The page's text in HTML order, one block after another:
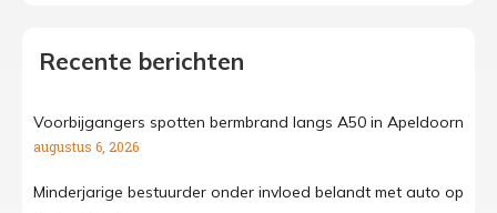
Recente berichten
Voorbijgangers spotten bermbrand langs A50 in Apeldoorn
augustus 6, 2026
Minderjarige bestuurder onder invloed belandt met auto op